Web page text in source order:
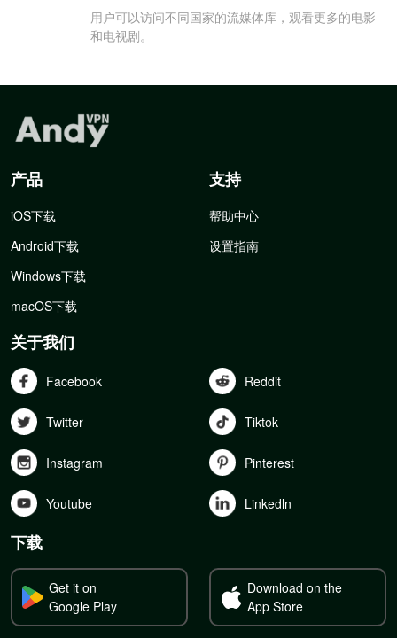
用户可以访问不同国家的流媒体库，观看更多的电影
和电视剧。
产品
iOS下载
Android下载
Windows下载
macOS下载
支持
帮助中心
设置指南
关于我们
Facebook Reddit
Twitter Tiktok
Instagram Pinterest
Youtube Linkedln
下载
Get it on
Google Play
Download on the
App Store